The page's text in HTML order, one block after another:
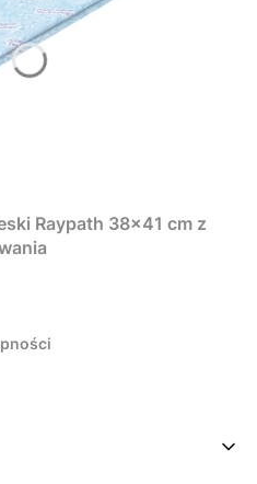
Raypath 38x41 cm z